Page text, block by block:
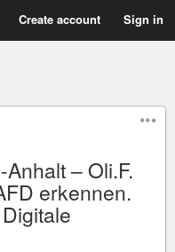
Create account Sign in
– Oli.F.
erkennen.